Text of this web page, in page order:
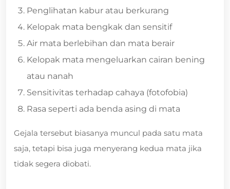
Penglihatan kabur atau berkurang
Kelopak mata bengkak dan sensitif
Air mata berlebihan dan mata berair
Kelopak mata mengeluarkan cairan bening
atau nanah
Sensitivitas terhadap cahaya (fotofobia)
Rasa seperti ada benda asing di mata
Gejala tersebut biasanya muncul pada satu mata
saja, tetapi bisa juga menyerang kedua mata jika
tidak segera diobati.